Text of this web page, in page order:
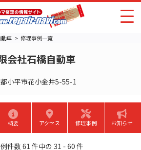
車 修理事例一覧
会社石橋自動車
小平市花小金井5-55-1
概要 アクセス 修理事例 お知らせ
件数 61 件中の 31 - 60 件